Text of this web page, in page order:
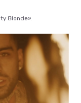
Blonde».